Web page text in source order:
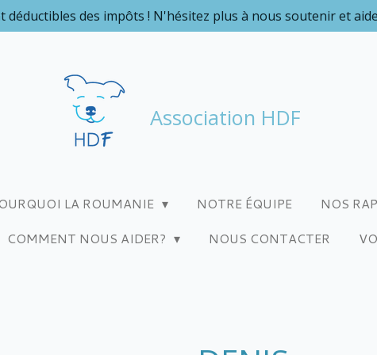
déductibles des impôts ! N'hésitez plus à nous soutenir et
Association HDF
LA ROUMANIE NOTRE ÉQUIPE NOS
COMMENT NOUS AIDER? NOUS CONTACTER